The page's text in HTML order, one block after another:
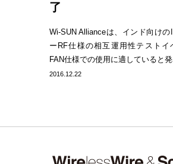
了
Wi-SUN Allianceは、インド向け
ーRF仕様の相互運用性テストイ
FAN仕様での使用に適していると発
2016.12.22